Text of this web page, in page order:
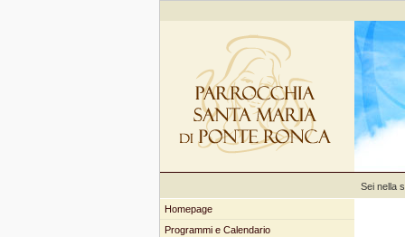
Sei nella
Homepage
Programmi e Calendario